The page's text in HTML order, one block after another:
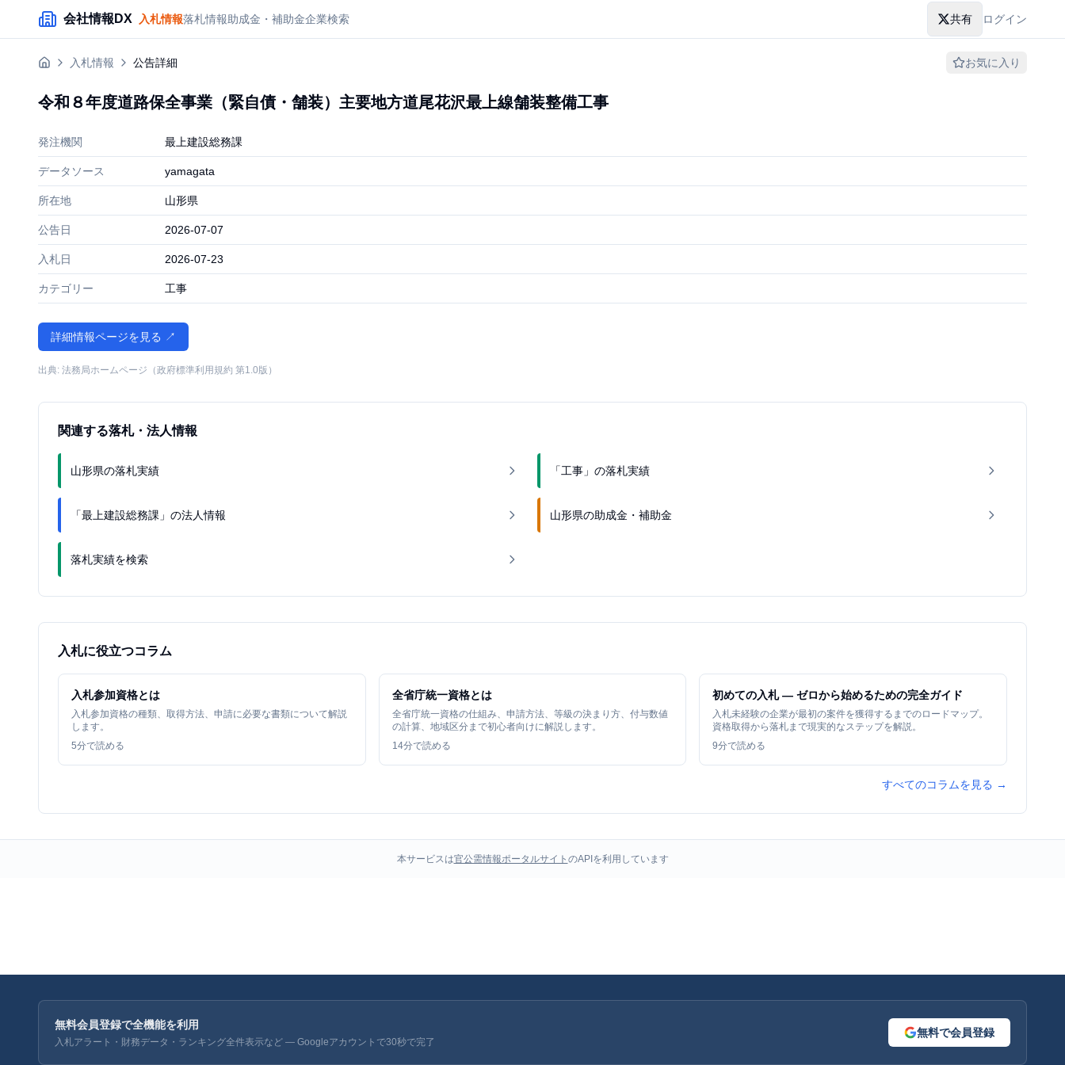
メインコンテンツにスキップ
会社情報DX 入札情報落札情報助成金・補助金企業検索 共有 ログイン
入札情報 公告詳細 お気に入り
令和８年度道路保全事業（緊自債・舗装）主要地方道尾花沢最上線舗装整備工事
発注機関 最上建設総務課
データソース yamagata
所在地 山形県
公告日 2026-07-07
入札日 2026-07-23
カテゴリー 工事
詳細情報ページを見る ↗
出典: 法務局ホームページ（政府標準利用規約 第1.0版）
関連する落札・法人情報
山形県の落札実績 「工事」の落札実績
「最上建設総務課」の法人情報 山形県の助成金・補助金
落札実績を検索
入札に役立つコラム
入札参加資格とは
入札参加資格の種類、取得方法、申請に必要な書類について解説
します。
5分で読める
全省庁統一資格とは
全省庁統一資格の仕組み、申請方法、等級の決まり方、付与数値
の計算、地域区分まで初心者向けに解説します。
14分で読める
初めての入札 — ゼロから始めるための完全ガイド
入札未経験の企業が最初の案件を獲得するまでのロードマップ。
資格取得から落札まで現実的なステップを解説。
9分で読める
すべてのコラムを見る →
本サービスは官公需情報ポータルサイト のAPIを利用しています
無料会員登録で全機能を利用
入札アラート・財務データ・ランキング全件表示など — Googleアカウントで30秒で完了
無料で会員登録